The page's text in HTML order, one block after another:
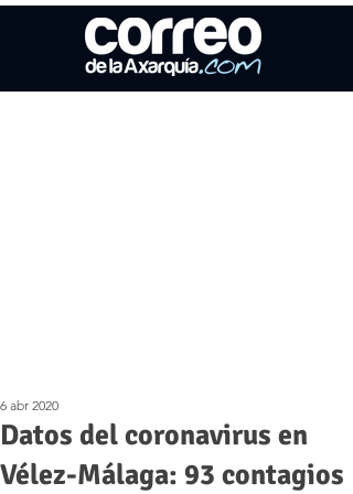
Datos del coronavirus en
Vélez-Málaga: 93 contagios
6 abr 2020